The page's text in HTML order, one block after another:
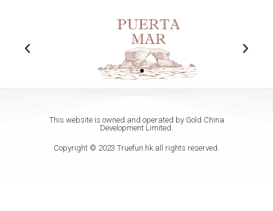
This website is owned and operated by Gold China
Development Limited.
Copyright © 2023 Truefun.hk all rights reserved.